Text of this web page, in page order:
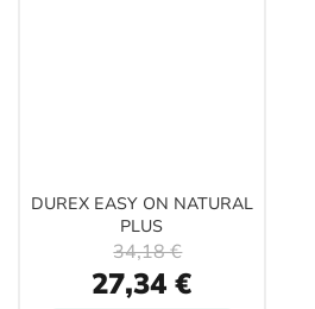
DUREX EASY ON NATURAL
PLUS
Special
Price
27,34 €
34,18 €